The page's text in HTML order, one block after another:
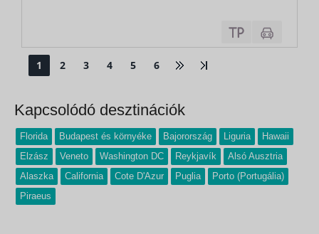
1 2 3 4 5 6
Kapcsolódó desztinációk
Florida Budapest és környéke Bajorország Liguria
Hawaii
Elzász
Veneto Washington DC Reykjavík
Alsó Ausztria
Alaszka
California Cote D'Azur Puglia
Porto (Portugália)
Piraeus